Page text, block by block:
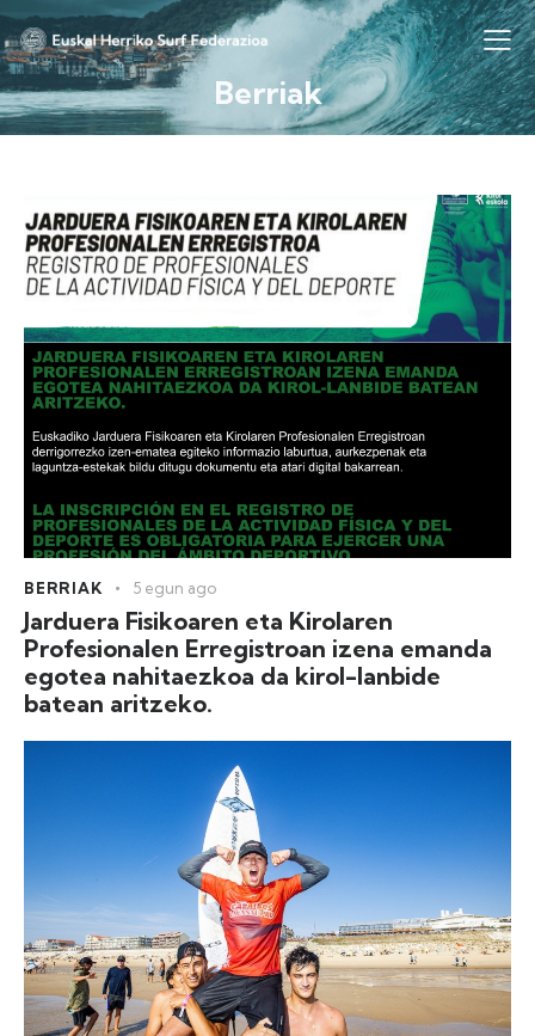
Berriak
BERRIAK 5 egun ago
Jarduera Fisikoaren eta Kirolaren
Profesionalen Erregistroan izena emanda
egotea nahitaezkoa da kirol-lanbide
batean aritzeko.